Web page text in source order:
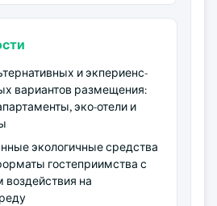
и экпериенс-
вариантов размещения:
эко-отели и
экологичные средства
гостеприимства с
на